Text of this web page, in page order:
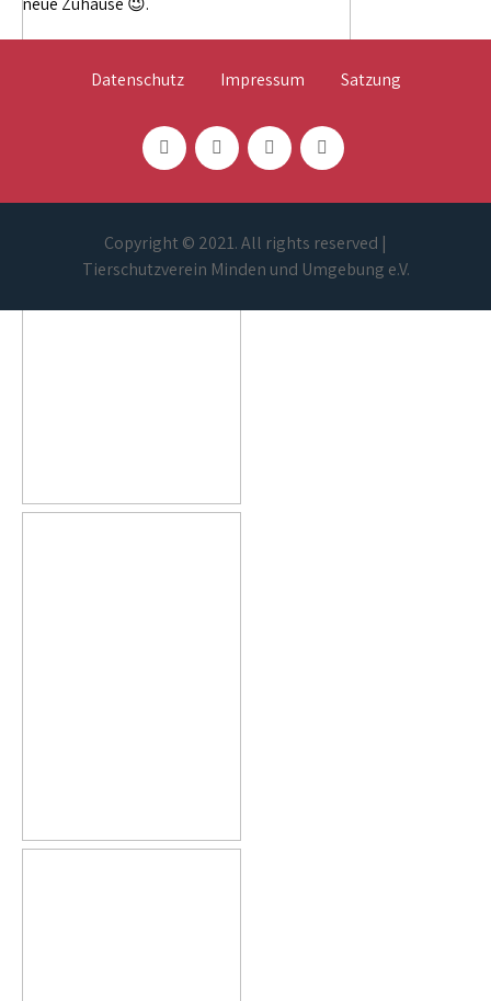
Datenschutz Impressum Satzung
Copyright © 2021. All rights reserved |
Tierschutzverein Minden und Umgebung e.V.